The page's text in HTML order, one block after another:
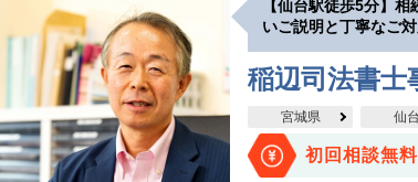
【仙台駅徒歩5分】
いご説明と丁寧なご
稲辺司法書士
宮城県 仙
初回相談無料